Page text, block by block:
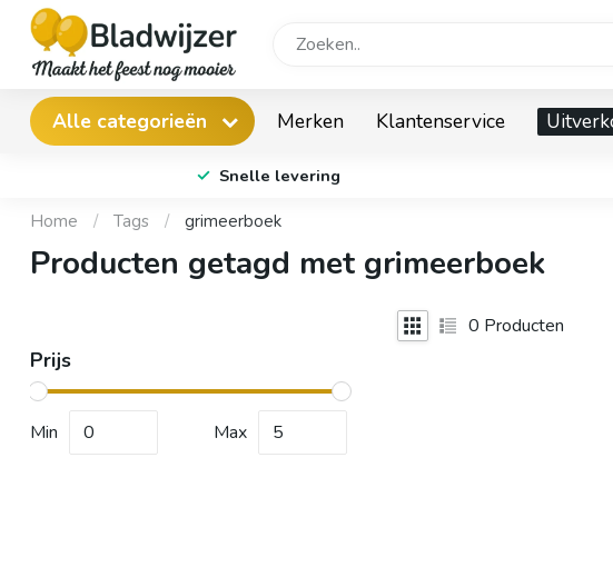
Alle categorieën Merken Klantenservice
Snelle levering
Home / Tags / grimeerboek
Producten getagd met grimeerboek
Prijs
Min Max
0 Producten